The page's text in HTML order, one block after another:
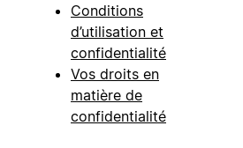
Conditions
d’utilisation et
confidentialité
Vos droits en
matière de
confidentialité